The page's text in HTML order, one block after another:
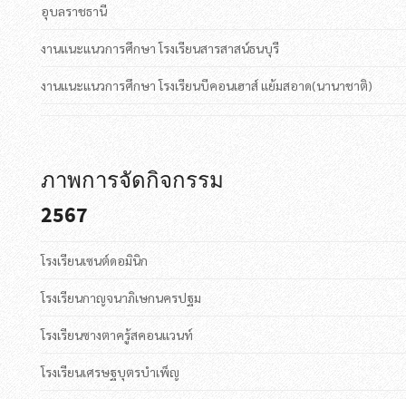
อุบลราชธานี
งานแนะแนวการศึกษา โรงเรียนสารสาสน์ธนบุรี
งานแนะแนวการศึกษา โรงเรียนบีคอนเฮาส์ แย้มสอาด(นานาชาติ)
ภาพการจัดกิจกรรม
2567
โรงเรียนเซนต์ดอมินิก
โรงเรียนกาญจนาภิเษกนครปฐม
โรงเรียนซางตาครู้สคอนแวนท์
โรงเรียนเศรษฐบุตรบำเพ็ญ